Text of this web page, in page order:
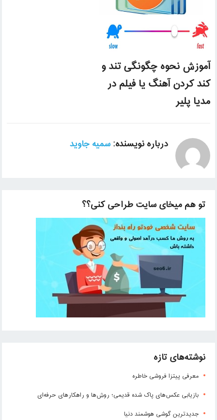
آموزش نحوه چگونگی تند و
کند کردن آهنگ یا فیلم در
مدیا پلیر
درباره نویسنده:سمیه جاوید
تو هم میخای سایت طراحی کنی؟؟
نوشته‌های تازه
معرفی پیتزا فروشی خاطره
بازیابی عکس‌های پاک شده قدیمی؛ روش‌ها و راهکارهای حرفه‌ای
جدیدترین گوشی هوشمند دنیا